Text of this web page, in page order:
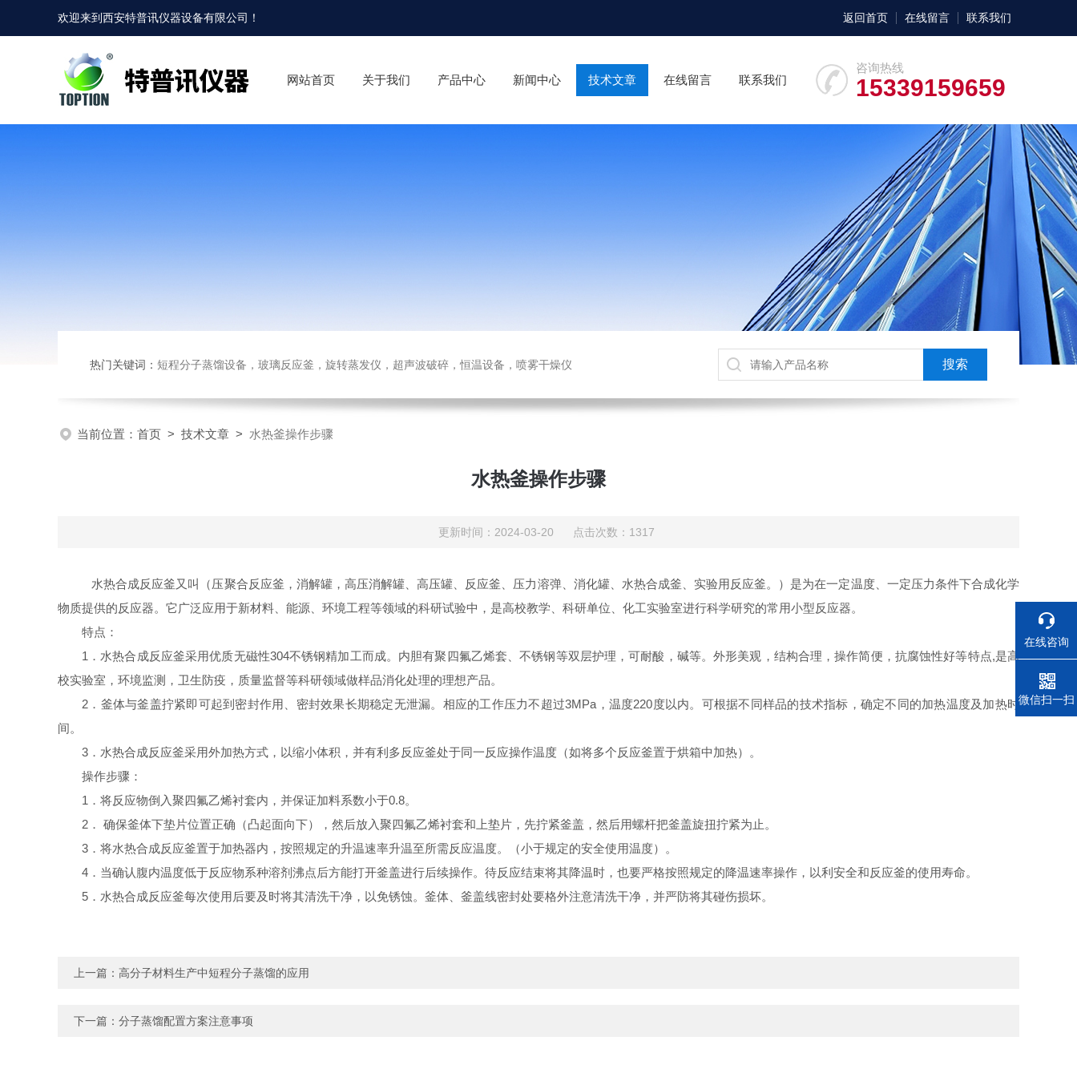
欢迎来到西安特普讯仪器设备有限公司 ！ 返回首页 在线留言 联系我们
咨询热线
15339159659
网站首页 关于我们 产品中心 新闻中心 技术文章 在线留言 联系我们
热门关键词： 短程分子蒸馏设备，玻璃反应釜，旋转蒸发仪，超声波破碎，恒温设备，喷雾干燥仪
当前位置： 首页 > 技术文章 > 水热釜操作步骤
水热釜操作步骤
更新时间：2024-03-20 点击次数：1317
水热合成反应釜又叫（压聚合反应釜，消解罐，高压消解罐、高压罐、反应釜、压力溶弹、消化罐、水热合成釜、实验用反应釜。）是为在一定温度、一定压力条件下合成化学
物质提供的反应器。它广泛应用于新材料、能源、环境工程等领域的科研试验中，是高校教学、科研单位、化工实验室进行科学研究的常用小型反应器。
特点：
1 ． 水热合成反应釜采用优质无磁性304不锈钢精加工而成。内胆有聚四氟乙烯套、不锈钢等双层护理，可耐酸，碱等。外形美观，结构合理，操作简便，抗腐蚀性好等特点,是高
校实验室，环境监测，卫生防疫，质量监督等科研领域做样品消化处理的理想产品。
2．釜体与釜盖拧紧即可起到密封作用、密封效果长期稳定无泄漏。相应的工作压力不超过3MPa，温度220度以内。可根据不同样品的技术指标，确定不同的加热温度及加热时
间。
3．水热合成反应釜采用外加热方式，以缩小体积，并有利多反应釜处于同一反应操作温度（如将多个反应釜置于烘箱中加热）。
操作步骤：
1 ． 将反应物倒入聚四氟乙烯衬套内，并保证加料系数小于0.8。
2． 确保釜体下垫片位置正确（凸起面向下），然后放入聚四氟乙烯衬套和上垫片，先拧紧釜盖，然后用螺杆把釜盖旋扭拧紧为止。
3．将水热合成反应釜置于加热器内，按照规定的升温速率升温至所需反应温度。（小于规定的安全使用温度）。
4．当确认腹内温度低于反应物系种溶剂沸点后方能打开釜盖进行后续操作。待反应结束将其降温时，也要严格按照规定的降温速率操作，以利安全和反应釜的使用寿命。
5．水热合成反应釜每次使用后要及时将其清洗干净，以免锈蚀。釜体、釜盖线密封处要格外注意清洗干净，并严防将其碰伤损坏。
上一篇： 高分子材料生产中短程分子蒸馏的应用
下一篇： 分子蒸馏配置方案注意事项
在线咨询
电话
微信扫一扫